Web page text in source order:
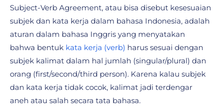
Subject-Verb Agreement, atau bisa disebut kesesuaian
subjek dan kata kerja dalam bahasa Indonesia, adalah
aturan dalam bahasa Inggris yang menyatakan
bahwa bentuk kata kerja (verb) harus sesuai dengan
subjek kalimat dalam hal jumlah (singular/plural) dan
orang (first/second/third person). Karena kalau subjek
dan kata kerja tidak cocok, kalimat jadi terdengar
aneh atau salah secara tata bahasa.